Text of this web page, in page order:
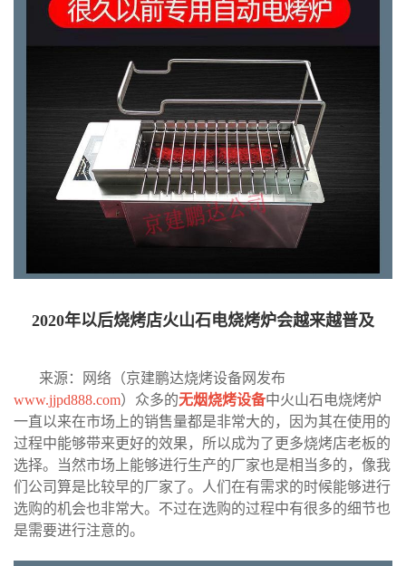
2020年以后烧烤店火山石电烧烤炉会越来越普及
来源：网络（京建鹏达烧烤设备网发布
www.jjpd888.com）众多的无烟烧烤设备中火山石电烧烤炉
一直以来在市场上的销售量都是非常大的，因为其在使用的
过程中能够带来更好的效果，所以成为了更多烧烤店老板的
选择。当然市场上能够进行生产的厂家也是相当多的，像我
们公司算是比较早的厂家了。人们在有需求的时候能够进行
选购的机会也非常大。不过在选购的过程中有很多的细节也
是需要进行注意的。